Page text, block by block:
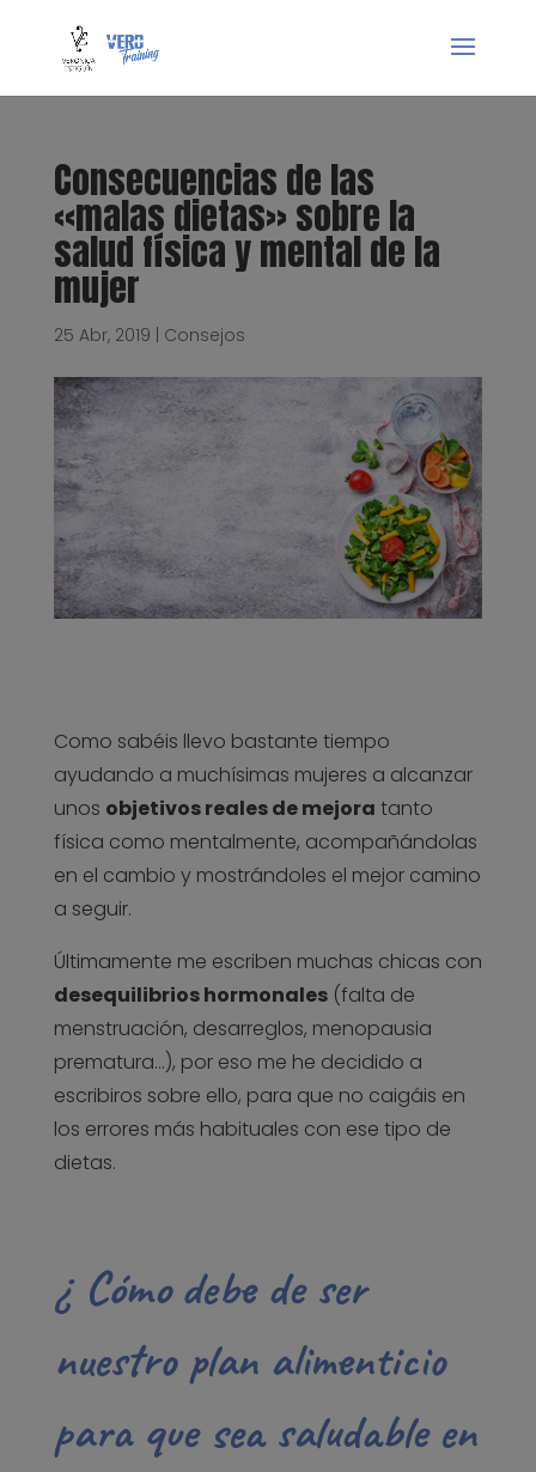
Consecuencias de las
«malas dietas» sobre la
salud física y mental de la
mujer
25 Abr, 2019 Consejos
Como sabéis llevo bastante tiempo
ayudando a muchísimas mujeres a alcanzar
unos objetivos reales de mejora tanto
física como mentalmente, acompañándolas
en el cambio y mostrándoles el mejor camino
a seguir.
Últimamente me escriben muchas chicas con
desequilibrios hormonales(falta de
menstruación, desarreglos, menopausia
prematura…), por eso me he decidido a
escribiros sobre ello, para que no caigáis en
los errores más habituales con ese tipo de
dietas.
¿ Cómo debe de ser
nuestro plan alimenticio
para que sea saludable en